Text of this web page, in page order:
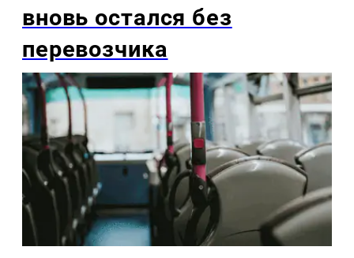
вновь остался без
перевозчика